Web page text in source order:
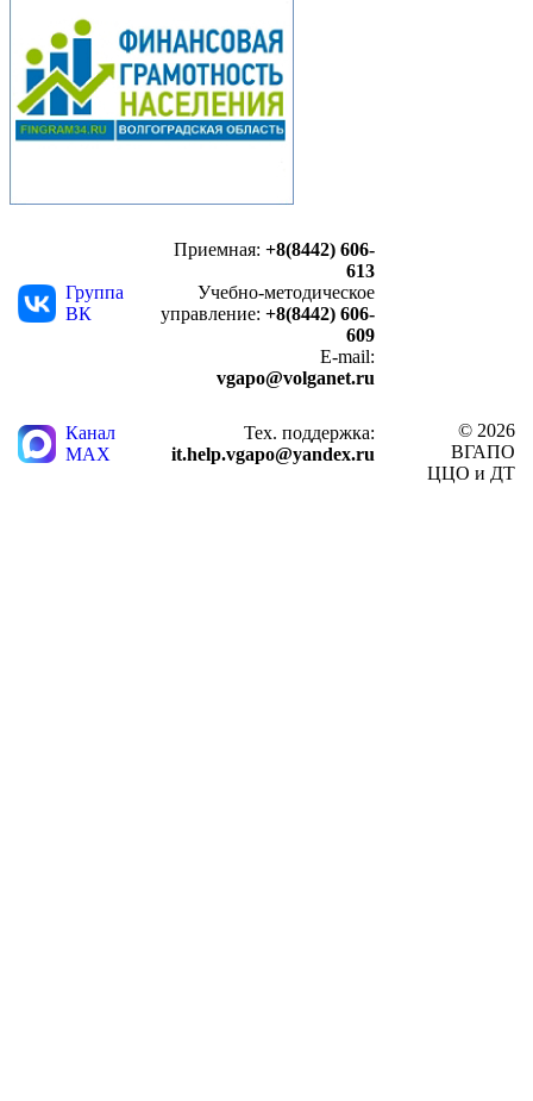
Группа
ВК
Приемная: +8(8442) 606-
613
Учебно-методическое
управление: +8(8442) 606-
609
E-mail:
vgapo@volganet.ru
Канал
MAX
Тех. поддержка:
it.help.vgapo@yandex.ru
© 2026
ВГАПО
ЦЦО и ДТ